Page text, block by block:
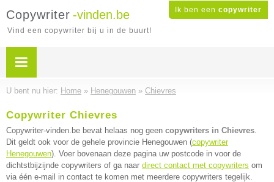
Ik ben een copywriter
Copywriter -vinden.be
Vind een copywriter bij u in de buurt!
U bent nu hier: Home » Henegouwen » Chievres
Copywriter Chievres
Copywriter-vinden.be bevat helaas nog geen copywriters in Chievres.
Dit geldt ook voor de gehele provincie Henegouwen (copywriter
Henegouwen). Voer bovenaan deze pagina uw postcode in voor de
dichtstbijzijnde copywriters of ga naar direct contact met copywriters om
via één e-mail in contact te komen met meerdere copywriters tegelijk.